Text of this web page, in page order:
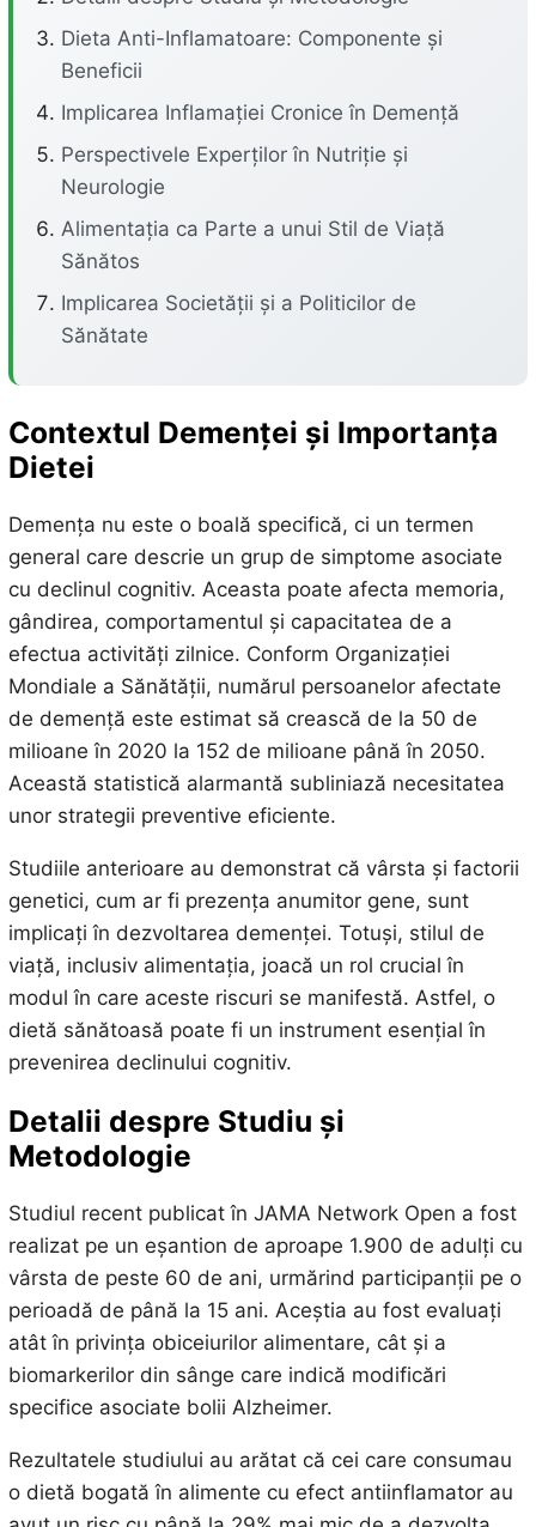
Dieta Anti-Inflamatoare: Componente și
Beneficii
Implicarea Inflamației Cronice în Demență
Perspectivele Experților în Nutriție și
Neurologie
Alimentația ca Parte a unui Stil de Viață
Sănătos
Implicarea Societății și a Politicilor de
Sănătate
Contextul Demenței și Importanța
Dietei
Demența nu este o boală specifică, ci un termen
general care descrie un grup de simptome asociate
cu declinul cognitiv. Aceasta poate afecta memoria,
gândirea, comportamentul și capacitatea de a
efectua activități zilnice. Conform Organizației
Mondiale a Sănătății, numărul persoanelor afectate
de demență este estimat să crească de la 50 de
milioane în 2020 la 152 de milioane până în 2050.
Această statistică alarmantă subliniază necesitatea
unor strategii preventive eficiente.
Studiile anterioare au demonstrat că vârsta și factorii
genetici, cum ar fi prezența anumitor gene, sunt
implicați în dezvoltarea demenței. Totuși, stilul de
viață, inclusiv alimentația, joacă un rol crucial în
modul în care aceste riscuri se manifestă. Astfel, o
dietă sănătoasă poate fi un instrument esențial în
prevenirea declinului cognitiv.
Detalii despre Studiu și
Metodologie
Studiul recent publicat în JAMA Network Open a fost
realizat pe un eșantion de aproape 1.900 de adulți cu
vârsta de peste 60 de ani, urmărind participanții pe o
perioadă de până la 15 ani. Aceștia au fost evaluați
atât în privința obiceiurilor alimentare, cât și a
biomarkerilor din sânge care indică modificări
specifice asociate bolii Alzheimer.
Rezultatele studiului au arătat că cei care consumau
o dietă bogată în alimente cu efect antiinflamator au